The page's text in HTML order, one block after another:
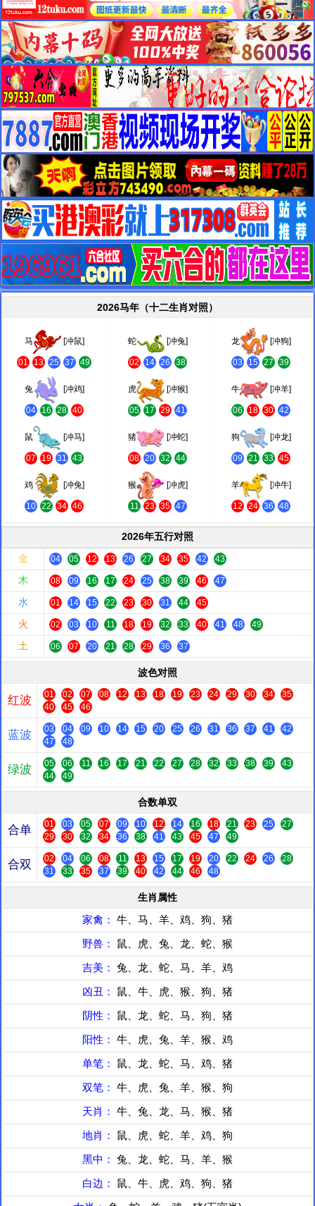
2026马年（十二生肖对照）
马 [冲鼠]
01 13 25 37 49
蛇 [冲兔]
02 14 26 38
龙 [冲狗]
03 15 27 39
兔 [冲鸡]
04 16 28 40
虎 [冲猴]
05 17 29 41
牛 [冲羊]
06 18 30 42
鼠 [冲马]
07 19 31 43
猪 [冲蛇]
08 20 32 44
狗 [冲龙]
09 21 33 45
鸡 [冲兔]
10 22 34 46
猴 [冲虎]
11 23 35 47
羊 [冲牛]
12 24 36 48
2026年五行对照
金
04 05 12 13 26 27 34 35 42 43
木 08 09 16 17 24 25 38 39 46 47
水 01 14 15 22 23 30 31 44 45
火 02 03 10 11 18 19 32 33 40 41 48 49
土 06 07 20 21 28 29 36 37
波色对照
红波 01 02 07 08 12 13 18 19 23 24 29 30 34
35
40
45 46
蓝波 03 04 09 10 14 15 20 25 26 31 36 37 41
42
47
48
绿波 05 06 11 16 17 21 22 27 28 32 33 38 39
43
44
49
合数单双
合单 01 03 05 07 09 10 12 14 16 18 21 23 25
27
29
30 32 34 36 38 41 43 45 47 49
合双 02 04 06 08 11 13 15 17 19 20 22 24 26
28
31
33 35 37 39 40 42 44 46 48
生肖属性
家禽： 牛、马、羊、鸡、狗、猪
野兽： 鼠、虎、兔、龙、蛇、猴
吉美： 兔、龙、蛇、马、羊、鸡
凶丑： 鼠、牛、虎、猴、狗、猪
阴性： 鼠、龙、蛇、马、狗、猪
阳性： 牛、虎、兔、羊、猴、鸡
单笔： 鼠、龙、蛇、马、鸡、猪
双笔： 牛、虎、兔、羊、猴、狗
天肖： 牛、兔、龙、马、猴、猪
地肖： 鼠、虎、蛇、羊、鸡、狗
黑中： 兔、龙、蛇、马、羊、猴
白边： 鼠、牛、虎、鸡、狗、猪